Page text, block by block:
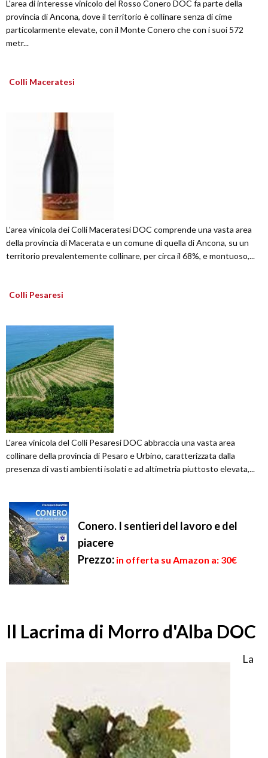
L'area di interesse vinicolo del Rosso Conero DOC fa parte della
provincia di Ancona, dove il territorio è collinare senza di cime
particolarmente elevate, con il Monte Conero che con i suoi 572
metr...
Colli Maceratesi
L'area vinicola dei Colli Maceratesi DOC comprende una vasta area
della provincia di Macerata e un comune di quella di Ancona, su un
territorio prevalentemente collinare, per circa il 68%, e montuoso,...
Colli Pesaresi
L'area vinicola del Colli Pesaresi DOC abbraccia una vasta area
collinare della provincia di Pesaro e Urbino, caratterizzata dalla
presenza di vasti ambienti isolati e ad altimetria piuttosto elevata,...
Conero. I sentieri del lavoro e del
piacere
Prezzo: in offerta su Amazon a: 30€
Il Lacrima di Morro d'Alba DOC
La